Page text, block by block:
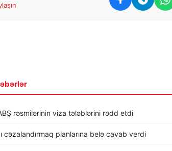
rəsmilərinin viza tələblərini rədd etdi
cəzalandırmaq planlarına belə cavab verdi